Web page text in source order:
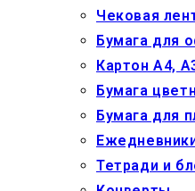
Чековая
Бумага для
Картон А4,
Бумага
Бумага для
Тетради и